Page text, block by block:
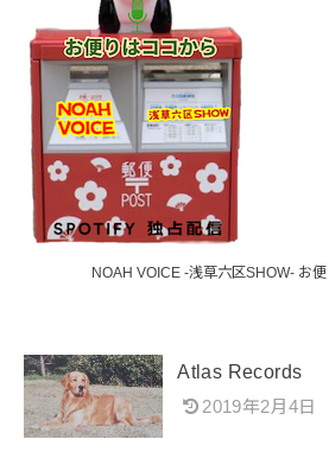
NOAH VOICE -浅草六区SHOW- お
Atlas Records
2019年2月4日